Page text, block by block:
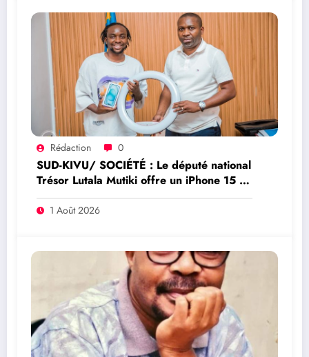
Rédaction 0
SUD-KIVU/ SOCIÉTÉ : Le député national
Trésor Lutala Mutiki offre un iPhone 15 et
un ring light à l’humoriste Fido DRC pour
soutenir son parcours à l’Amani Challenge
1 Août 2026